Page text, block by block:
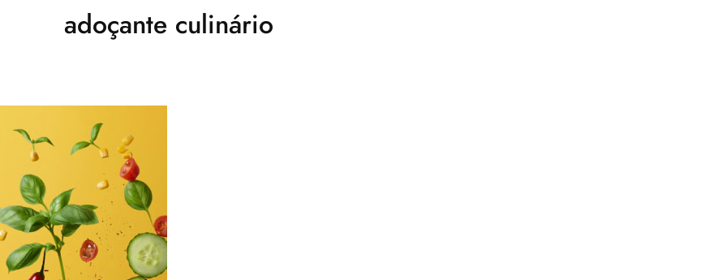
adoçante culinário